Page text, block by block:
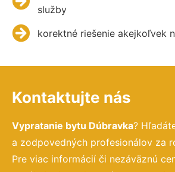
služby
korektné riešenie akejkoľvek
Kontaktujte nás
Vypratanie bytu Dúbravka?
a zodpovedných profesionálov za
Pre viac informácií či nezáväznú